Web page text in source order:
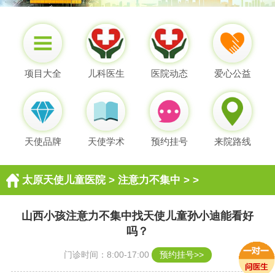
项目大全 儿科医生 医院动态 爱心公益
天使品牌 天使学术 预约挂号 来院路线
太原天使儿童医院> 注意力不集中 > >
山西小孩注意力不集中找天使儿童孙小迪能看好
吗？
门诊时间：8:00-17:00 预约挂号>>